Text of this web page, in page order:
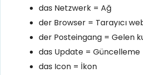
das Netzwerk = Ağ
der Browser = Tarayıcı
der Posteingang = Gelen
das Update = Güncelleme
das Icon = İkon